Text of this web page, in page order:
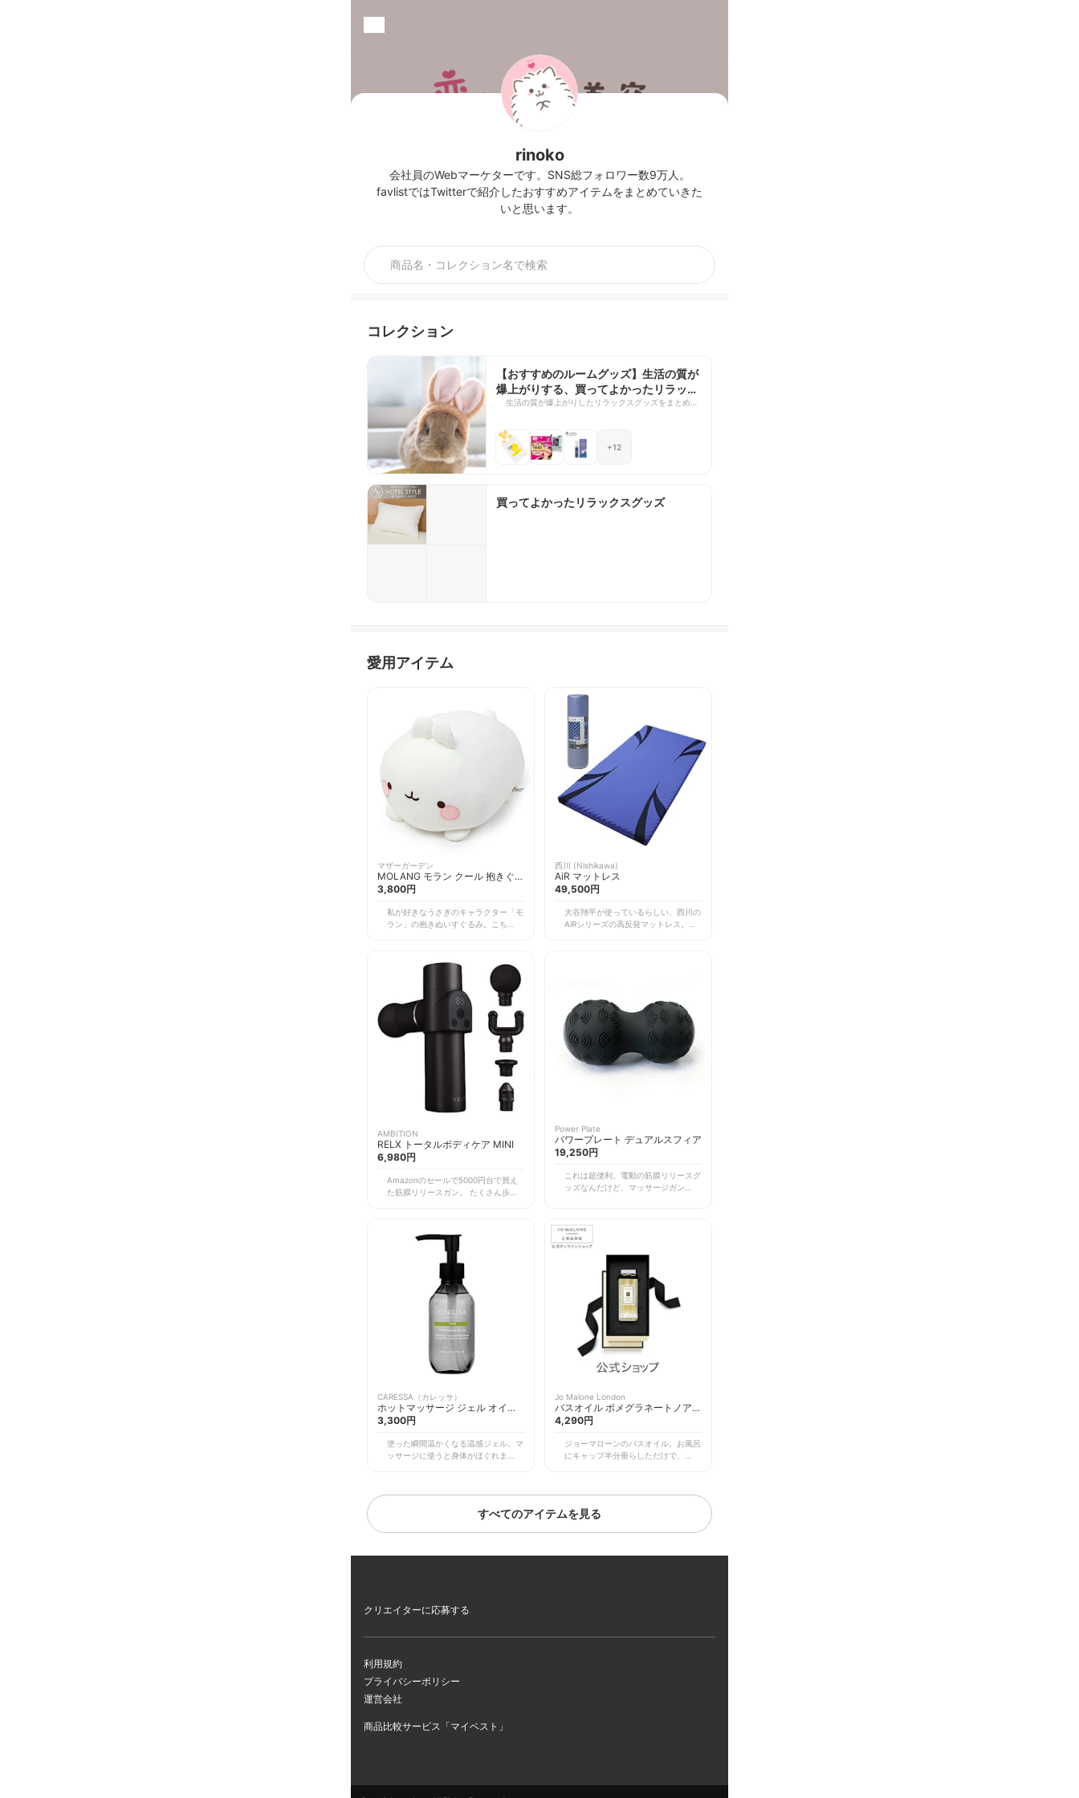
rinoko
会社員のWebマーケターです。SNS総フォロワー数9万人。
favlistではTwitterで紹介したおすすめアイテムをまとめていきた
いと思います。
コレクション
【おすすめのルームグッズ】生活の質が
爆上がりする、買ってよかったリラック
スグッズ16選
生活の質が爆上がりしたリラックスグッズをまとめま
剤などなど。
+12
買ってよかったリラックスグッズ
愛用アイテム
マザーガーデン
MOLANG モラン クール 抱きぐる
み 34cm
3,800円
私が好きなうさぎのキャラクター「モ
ラン」の抱きぬいすぐるみ。こちらは
西川 (Nishikawa)
AiR マットレス
49,500円
大谷翔平が使っているらしい、西川の
AiRシリーズの高反発マットレス。マ
AMBITION
RELX トータルボディケア MINI
6,980円
Amazonのセールで5000円台で買え
た筋膜リリースガン。 たくさん歩い
ぎて疲れた日でも、これを遣えば翌日
Power Plate
パワープレート デュアルスフィア
19,250円
これは超便利。電動の筋膜リリースグ
ッズなんだけど、マッサージガンと違
ほぐしたり、仰向けになって肩甲骨周
りに当てることもできる。置き場所に
も困らないサイズ。
CARESSA（カレッサ）
ホットマッサージ ジェル オイル
オリーブの香り
3,300円
塗った瞬間温かくなる温感ジェル。マ
ッサージに使うと身体がほぐれます。
Jo Malone London
バスオイル ポメグラネートノアー
ル
4,290円
ジョーマローンのバスオイル。お風呂
にキャップ半分垂らしただけで、ここ
むので実質無料。
すべてのアイテムを見る
クリエイターに応募する
利用規約
プライバシーポリシー
運営会社
商品比較サービス「マイベスト」